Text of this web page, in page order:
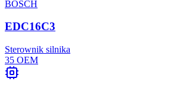
BOSCH
EDC16C3
Sterownik silnika
35 OEM